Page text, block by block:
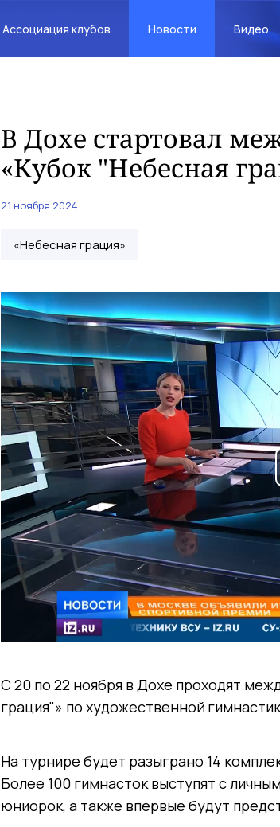
Ассоциация клубов Новости Видео
В Дохе стартовал
«Кубок "Небесная
21 ноября 2024
«Небесная грация»
С 20 по 22 ноября в Дохе проходят
грация"» по художественной
На турнире будет разыграно 14
Более 100 гимнасток выступят с
юниорок, а также впервые будут